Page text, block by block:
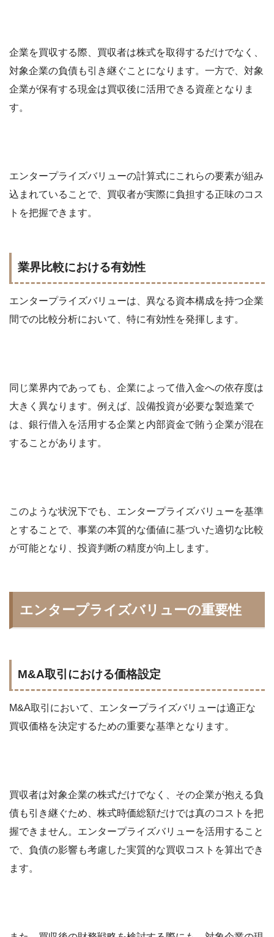
企業を買収する際、買収者は株式を取得するだけでなく、
対象企業の負債も引き継ぐことになります。一方で、対象
企業が保有する現金は買収後に活用できる資産となりま
す。
エンタープライズバリューの計算式にこれらの要素が組み
込まれていることで、買収者が実際に負担する正味のコス
トを把握できます。
業界比較における有効性
エンタープライズバリューは、異なる資本構成を持つ企業
間での比較分析において、特に有効性を発揮します。
同じ業界内であっても、企業によって借入金への依存度は
大きく異なります。例えば、設備投資が必要な製造業で
は、銀行借入を活用する企業と内部資金で賄う企業が混在
することがあります。
このような状況下でも、エンタープライズバリューを基準
とすることで、事業の本質的な価値に基づいた適切な比較
が可能となり、投資判断の精度が向上します。
エンタープライズバリューの重要性
M&A取引における価格設定
M&A取引において、エンタープライズバリューは適正な
買収価格を決定するための重要な基準となります。
買収者は対象企業の株式だけでなく、その企業が抱える負
債も引き継ぐため、株式時価総額だけでは真のコストを把
握できません。エンタープライズバリューを活用すること
で、負債の影響も考慮した実質的な買収コストを算出でき
ます。